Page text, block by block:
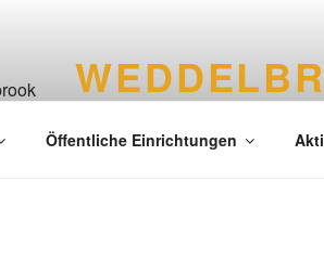
Öffentliche Einrichtungen